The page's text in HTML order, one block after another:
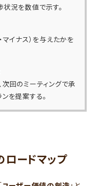
況を数値で示す。
マイナス）を与えたかを
回のミーティングで承
を提案する。
ロードマップ